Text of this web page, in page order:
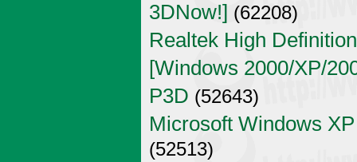
3DNow!] (62208)
Realtek High
[Windows 2000/XP/
P3D (52643)
Microsoft Windows
(52513)